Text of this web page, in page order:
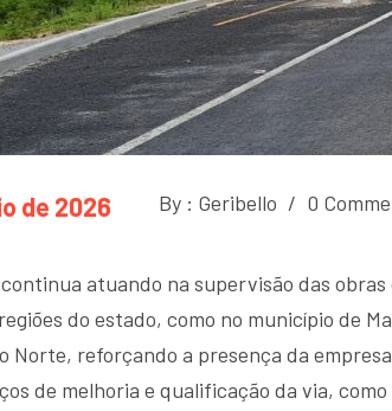
de 2026 By : Geribello / 0
atuando na supervisão das
do estado, como no município de
Norte, reforçando a presença da
de melhoria e qualificação da via,